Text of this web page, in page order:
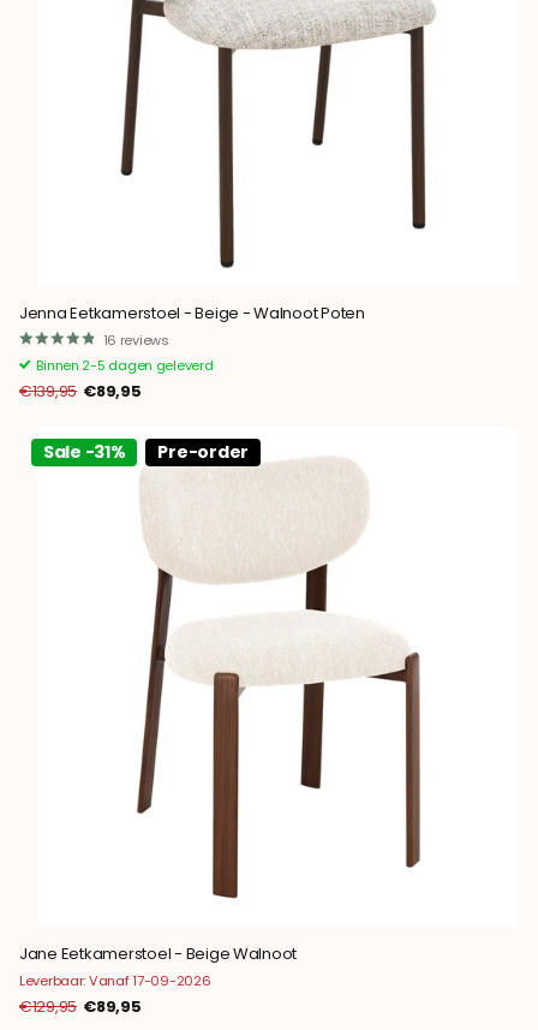
Jenna Eetkamerstoel - Beige - Walnoot Poten
16 reviews
Binnen 2-5 dagen geleverd
€139,95 €89,95
Sale -31% Pre-order
Jane Eetkamerstoel - Beige Walnoot
Leverbaar: Vanaf 17-09-2026
€129,95 €89,95